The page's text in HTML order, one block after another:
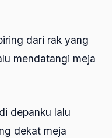
dari rak yang
mendatangi meja
depanku lalu
dekat meja